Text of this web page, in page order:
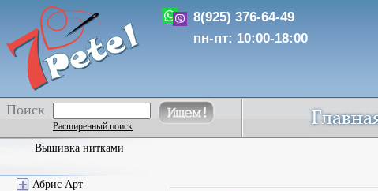
8(925) 376-64-49
пн-пт: 10:00-18:00
Поиск
Расширенный поиск
Вышивка нитками
Абрис Арт